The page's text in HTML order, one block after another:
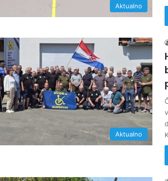
Aktualno
Aktualno